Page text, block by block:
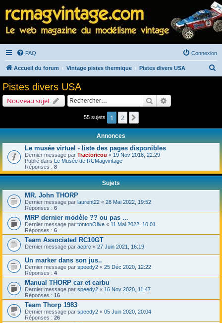
FAQ Connexion
Accueil du forum Vintage pistes thermique Pistes divers USA
r
Pistes divers USA
Nouveau sujet Rechercher
55 sujets 1 2
Annonces
Le musée virtuel - liste des pages disponibles
Dernier message par Tractoricou « 19 Nov 2018, 22:29
Publié dans Le Musée de RCMagvintage
Réponses : 8
Sujets
MR. John THORP
Dernier message par laurent22 « 28 Mai 2022, 19:52
Réponses : 6
MRP dernier modèle ?? ou pas ...
Dernier message par tontonOlive « 11 Mai 2022, 10:01
Réponses : 6
Team Associated RC10GT
Dernier message par acprc « 27 Juin 2021, 16:19
Un marker dans son jus..
Dernier message par speedy2 « 25 Déc 2020, 12:22
Réponses : 4
Manual THORP car et carbu
Dernier message par speedy2 « 16 Nov 2020, 11:47
Réponses : 16
Team Thorp 1983
Dernier message par speedy2 « 05 Juin 2020, 20:04
Réponses : 26